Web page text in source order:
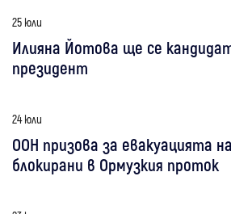
25 юли
Илияна Йотова ще се
президент
24 юли
ООН призова за евакуацията
блокирани в Ормузкия проток